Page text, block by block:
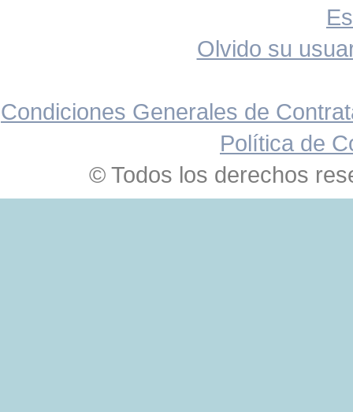
Olvido su
Condiciones Generales de
Política de
© Todos los derechos